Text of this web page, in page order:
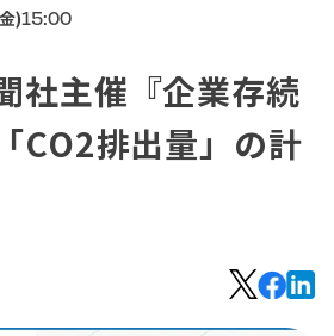
)15:00
社主催『企業存続
CO2排出量」の計